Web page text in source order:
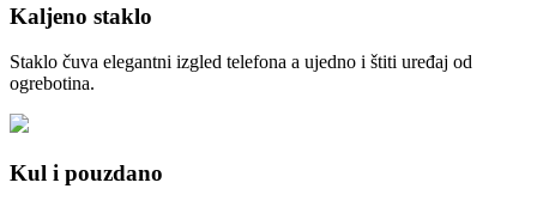
Kaljeno staklo
Staklo čuva elegantni izgled telefona a ujedno i štiti uređaj od
ogrebotina.
Kul i pouzdano